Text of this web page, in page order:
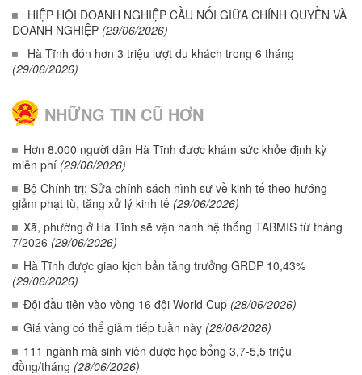
HIỆP HỘI DOANH NGHIỆP CẦU NỐI GIỮA CHÍNH QUYỀN VÀ
DOANH NGHIỆP (29/06/2026)
Hà Tĩnh đón hơn 3 triệu lượt du khách trong 6 tháng
(29/06/2026)
NHỮNG TIN CŨ HƠN
Hơn 8.000 người dân Hà Tĩnh được khám sức khỏe định kỳ
miễn phí (29/06/2026)
Bộ Chính trị: Sửa chính sách hình sự về kinh tế theo hướng
giảm phạt tù, tăng xử lý kinh tế (29/06/2026)
Xã, phường ở Hà Tĩnh sẽ vận hành hệ thống TABMIS từ tháng
7/2026 (29/06/2026)
Hà Tĩnh được giao kịch bản tăng trưởng GRDP 10,43%
(29/06/2026)
Đội đầu tiên vào vòng 16 đội World Cup (28/06/2026)
Giá vàng có thể giảm tiếp tuần này (28/06/2026)
111 ngành mà sinh viên được học bổng 3,7-5,5 triệu
đồng/tháng (28/06/2026)